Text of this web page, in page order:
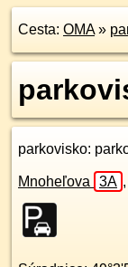
Cesta: OMA»
parkovisko:
Mnoheľova 3A ,